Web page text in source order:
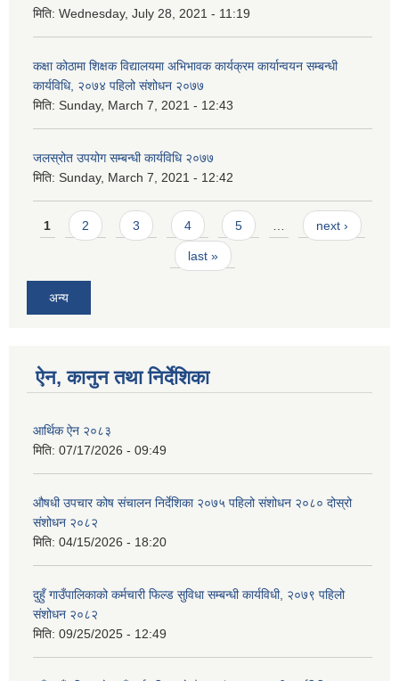
मिति: Wednesday, July 28, 2021 - 11:19
कक्षा कोठामा शिक्षक विद्यालयमा अभिभावक कार्यक्रम कार्यान्वयन सम्बन्धी
कार्यविधि, २०७४ पहिलो संशोधन २०७७
मिति: Sunday, March 7, 2021 - 12:43
जलस्रोत उपयोग सम्बन्धी कार्यविधि २०७७
मिति: Sunday, March 7, 2021 - 12:42
Pages
1 2 3 4 5 … next ›
last »
अन्य
ऐन, कानुन तथा निर्देशिका
आर्थिक ऐन २०८३
मिति: 07/17/2026 - 09:49
औषधी उपचार कोष संचालन निर्देशिका २०७५ पहिलो संशोधन २०८० दोस्रो
संशोधन २०८२
मिति: 04/15/2026 - 18:20
दुहुँ गाउँपालिकाको कर्मचारी फिल्ड सुविधा सम्बन्धी कार्यविधी, २०७९ पहिलो
संशोधन २०८२
मिति: 09/25/2025 - 12:49